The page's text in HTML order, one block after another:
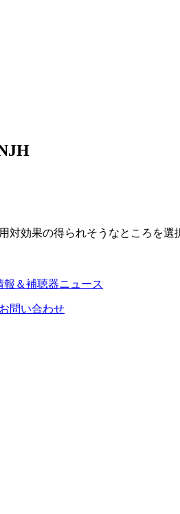
対効果の得られそうなところを
報＆補聴器ニュース